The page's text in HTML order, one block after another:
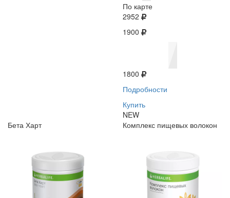
По карте
2952
1900
1800
Подробности
Купить
NEW
Бета Харт
Комплекс пищевых волокон